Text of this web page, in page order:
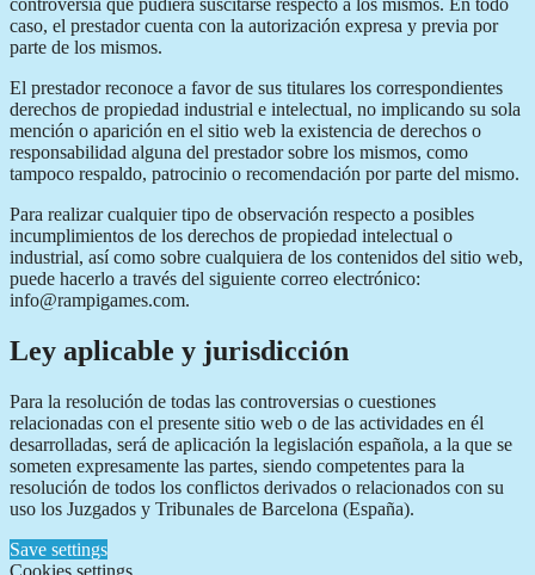
controversia que pudiera suscitarse respecto a los mismos. En todo
caso, el prestador cuenta con la autorización expresa y previa por
parte de los mismos.
El prestador reconoce a favor de sus titulares los correspondientes
derechos de propiedad industrial e intelectual, no implicando su sola
mención o aparición en el sitio web la existencia de derechos o
responsabilidad alguna del prestador sobre los mismos, como
tampoco respaldo, patrocinio o recomendación por parte del mismo.
Para realizar cualquier tipo de observación respecto a posibles
incumplimientos de los derechos de propiedad intelectual o
industrial, así como sobre cualquiera de los contenidos del sitio web,
puede hacerlo a través del siguiente correo electrónico:
info@rampigames.com.
Ley aplicable y jurisdicción
Para la resolución de todas las controversias o cuestiones
relacionadas con el presente sitio web o de las actividades en él
desarrolladas, será de aplicación la legislación española, a la que se
someten expresamente las partes, siendo competentes para la
resolución de todos los conflictos derivados o relacionados con su
uso los Juzgados y Tribunales de Barcelona (España).
Save settings